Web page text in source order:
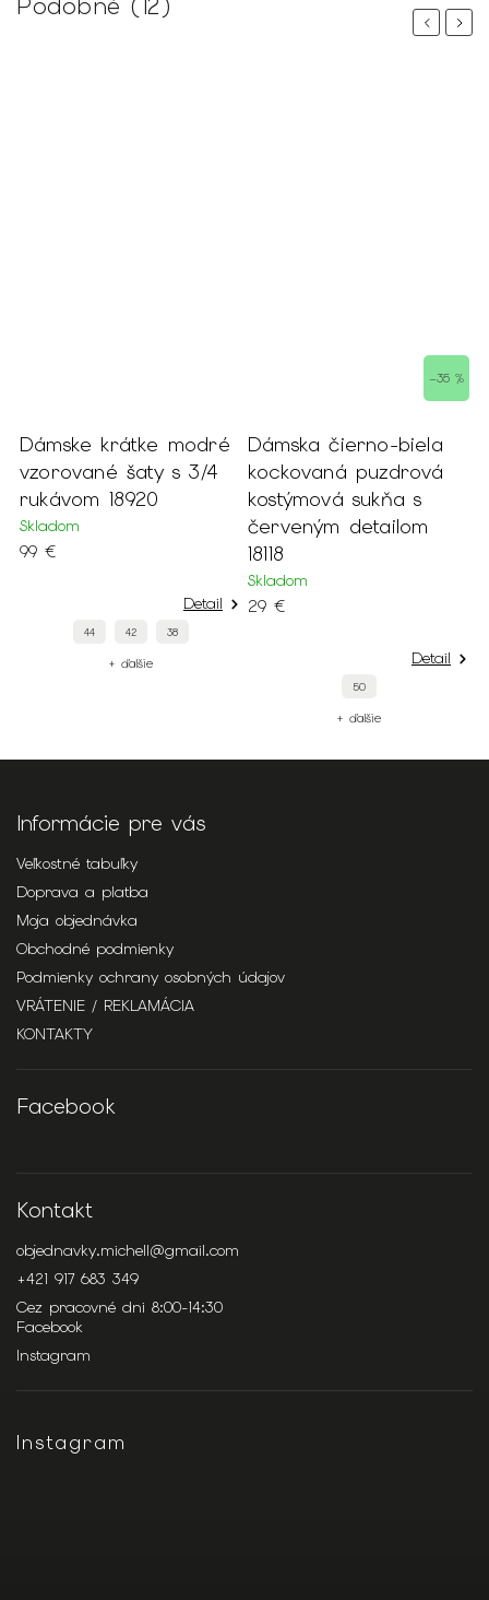
Podobné (12)
Previous
Dámske krátke modré
vzorované šaty s 3/4
rukávom 18920
Skladom
99 €
Detail
44 42 38
+ ďalšie
–35 %
Dámska čierno-biela
kockovaná puzdrová
kostýmová sukňa s
červeným detailom
18118
Skladom
29 €
Detail
50
+ ďalšie
Next
Informácie pre vás
Veľkostné tabuľky
Doprava a platba
Moja objednávka
Obchodné podmienky
Podmienky ochrany osobných údajov
VRÁTENIE / REKLAMÁCIA
KONTAKTY
Facebook
Kontakt
objednavky.michell@gmail.com
+421 917 683 349
Cez pracovné dni 8:00-14:30
Facebook
Instagram
Instagram